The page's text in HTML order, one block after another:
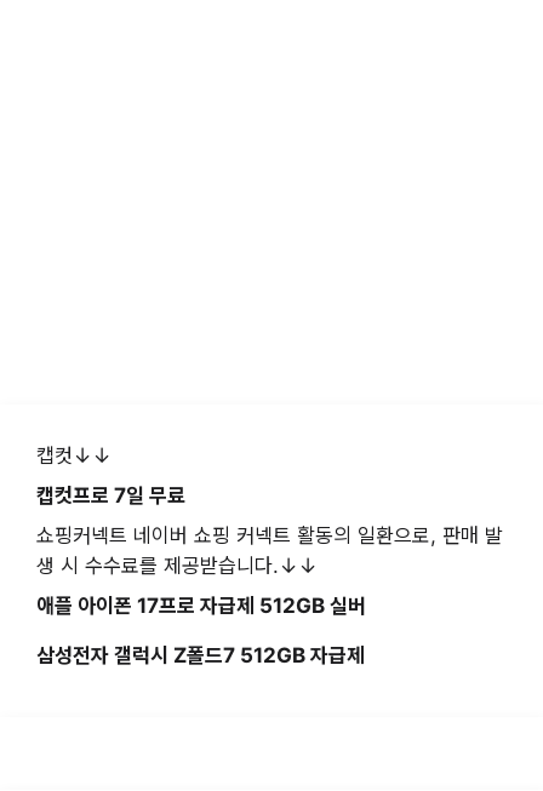
캡컷↓↓
캡컷프로 7일 무료
쇼핑커넥트 네이버 쇼핑 커넥트 활동의 일환으로, 판매 발
생 시 수수료를 제공받습니다.↓↓
애플 아이폰 17프로 자급제 512GB 실버
삼성전자 갤럭시 Z폴드7 512GB 자급제